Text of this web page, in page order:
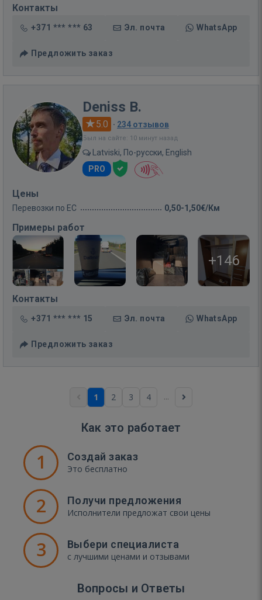
Контакты
+371 *** *** 63 Эл. почта WhatsApp
Предложить заказ
Deniss B.
5.0 · 234 отзывов
Был на сайте: 10 минут назад
Latviski, По-русски, English
PRO
Цены
Перевозки по ЕС 0,50-1,50€/Км
Примеры работ
+146
Контакты
+371 *** *** 15 Эл. почта WhatsApp
Предложить заказ
1 2 3 4 ...
Как это работает
1 Создай заказ
Это бесплатно
2 Получи предложения
Исполнители предложат свои цены
3 Выбери специалиста
с лучшими ценами и отзывами
Вопросы и Ответы